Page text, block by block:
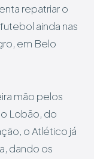
repatriar o
ainda nas
em Belo
mão pelos
Lobão, do
o Atlético já
dando os